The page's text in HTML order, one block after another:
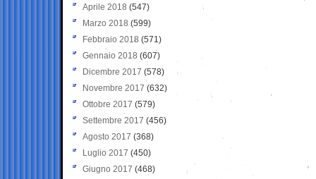
Aprile 2018 (547)
Marzo 2018 (599)
Febbraio 2018 (571)
Gennaio 2018 (607)
Dicembre 2017 (578)
Novembre 2017 (632)
Ottobre 2017 (579)
Settembre 2017 (456)
Agosto 2017 (368)
Luglio 2017 (450)
Giugno 2017 (468)